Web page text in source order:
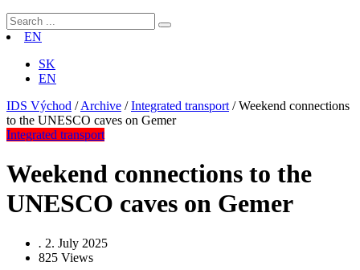
EN
SK
EN
IDS Východ /Archive /Integrated transport /Weekend connections
to the UNESCO caves on Gemer
Integrated transport
Weekend connections to the
UNESCO caves on Gemer
. 2. July 2025
825 Views